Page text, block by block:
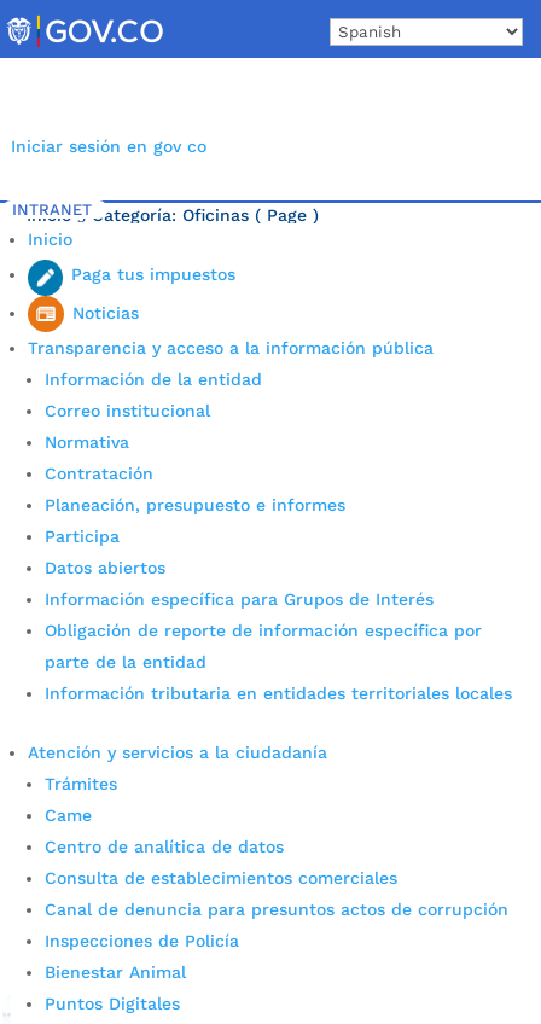
to
content
Iniciar sesión en gov co
INTRANET
Inicio
Paga tus impuestos
Noticias
Transparencia y acceso a la información pública
Información de la entidad
Correo institucional
Normativa
Contratación
Planeación, presupuesto e informes
Participa
Datos abiertos
Información específica para Grupos de Interés
Obligación de reporte de información específica por
parte de la entidad
Información tributaria en entidades territoriales locales
Atención y servicios a la ciudadanía
Trámites
Came
Centro de analítica de datos
Consulta de establecimientos comerciales
Canal de denuncia para presuntos actos de corrupción
Inspecciones de Policía
Bienestar Animal
Puntos Digitales
Inicio 5 Categoría: Oficinas ( Page )
Última noticia.
41 familias campesinas de
guardianes del agua que
abastece a Bucaramanga
poradmin_prensa|May 30, 2025
En una alianza estratégica entre la Alcaldía de
Bucaramanga, el Acueducto Metropolitano de
convenios de Pago por Servicios Ambientales (PSA)....
leer más